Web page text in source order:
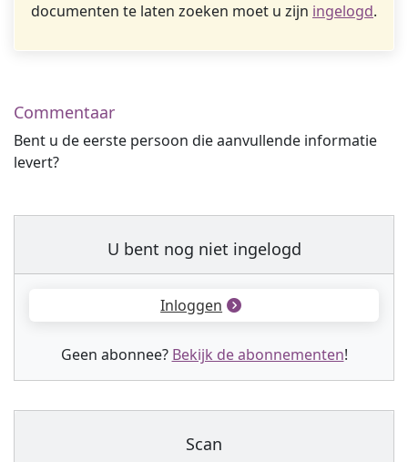
documenten te laten zoeken moet u zijn ingelogd.
Commentaar
Bent u de eerste persoon die aanvullende informatie
levert?
U bent nog niet ingelogd
Inloggen
Geen abonnee? Bekijk de abonnementen!
Scan